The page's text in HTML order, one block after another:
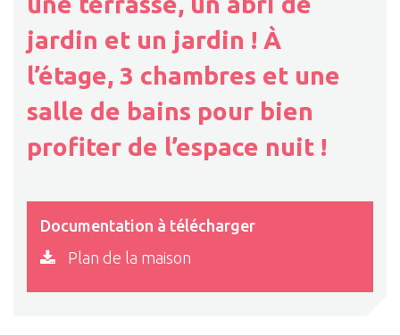
jardin et un jardin ! À
l’étage, 3 chambres et une
salle de bains pour bien
profiter de l’espace nuit !
Documentation à télécharger
Plan de la maison